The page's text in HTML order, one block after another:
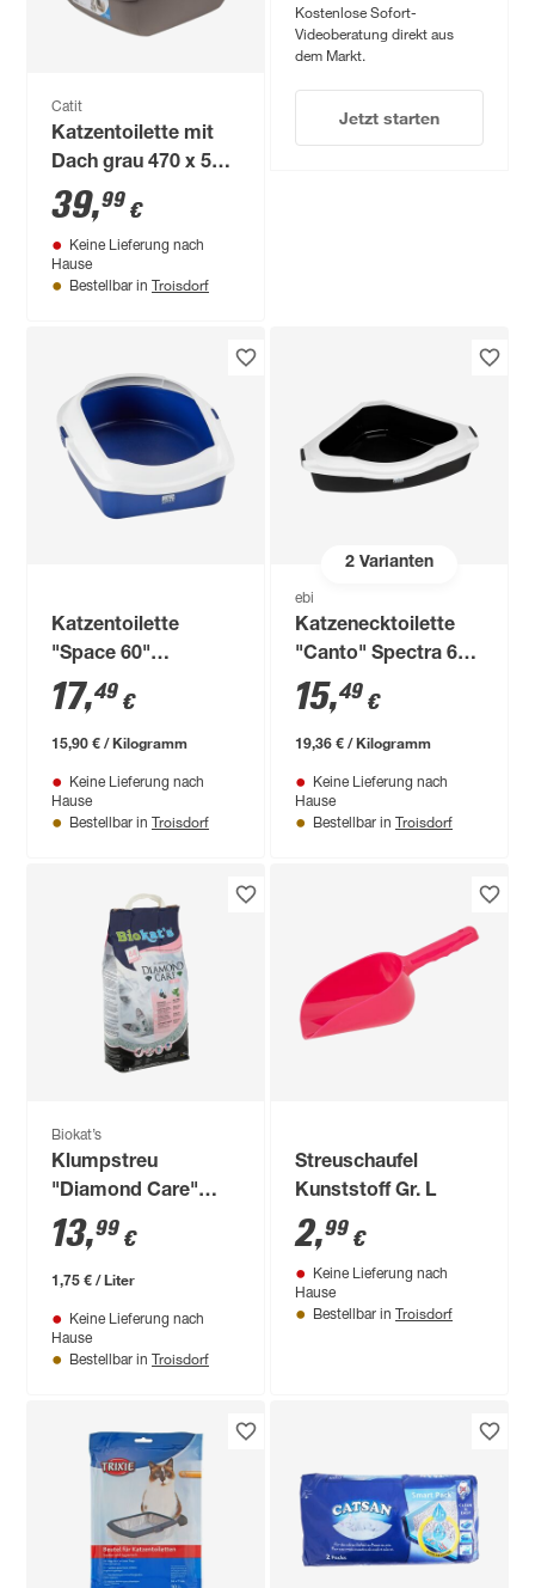
Catit
Katzentoilette mit
Dach grau 470 x 560
x 500 mm
39,99 €
Keine Lieferung nach
Hause
Bestellbar in Troisdorf
Kostenlose Sofort-
Videoberatung direkt aus
dem Markt.
Jetzt starten
Katzentoilette
"Space 60"
Abdeckrahmen 56 x
43 x 14 cm
blau/weiß
17,49 €
15,90 € / Kilogramm
Keine Lieferung nach
Hause
Bestellbar in Troisdorf
2Varianten
ebi
Katzenecktoilette
"Canto" Spectra 60
Kunststoff schwarz
15,49 €
19,36 € / Kilogramm
Keine Lieferung nach
Hause
Bestellbar in Troisdorf
Biokat’s
Klumpstreu
"Diamond Care"
Fresh 8 l
13,99 €
1,75 € / Liter
Keine Lieferung nach
Hause
Bestellbar in Troisdorf
Streuschaufel
Kunststoff Gr. L
2,99 €
Keine Lieferung nach
Hause
Bestellbar in Troisdorf